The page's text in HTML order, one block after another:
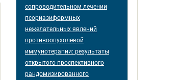
сопроводительном лечении
псориазиформных
нежелательных явлений
противоопухолевой
иммунотерапии: результаты
открытого проспективного
рандомизированного